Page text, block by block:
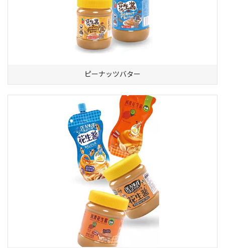
ピーナッツバター